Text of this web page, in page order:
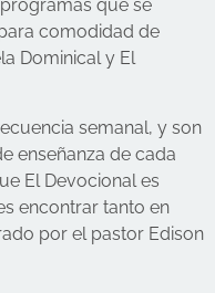
que se
comodidad de
Dominical y El
semanal, y son
enseñanza de cada
El Devocional es
encontrar tanto en
por el pastor Edison